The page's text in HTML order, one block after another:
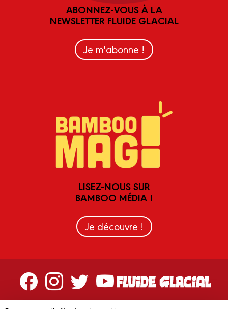
ABONNEZ-VOUS À LA
NEWSLETTER FLUIDE GLACIAL
Je m'abonne !
LISEZ-NOUS SUR
BAMBOO MÉDIA !
Je découvre !
Contactez-nous